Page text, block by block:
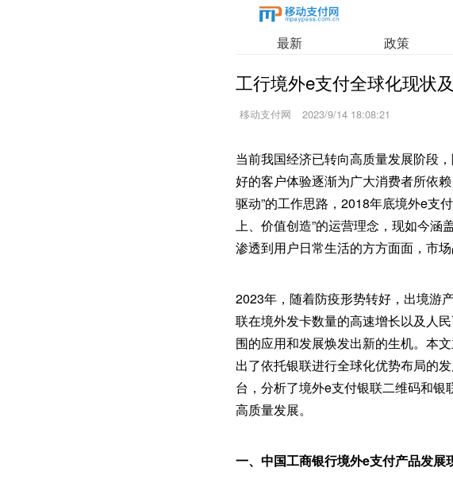
最新 政策
工行境外e支付全球化现状
移动支付网 2023/9/14 18:08:21
当前我国经济已转向高质量发展阶段
好的客户体验逐渐为广大消费者所依
驱动”的工作思路，2018年底境外e支
上、价值创造”的运营理念，现如今涵
渗透到用户日常生活的方方面面，市
2023年，随着防疫形势转好，出境游
联在境外发卡数量的高速增长以及人
围的应用和发展焕发出新的生机。本
出了依托银联进行全球化优势布局的
台，分析了境外e支付银联二维码和
高质量发展。
一、中国工商银行境外e支付产品发展